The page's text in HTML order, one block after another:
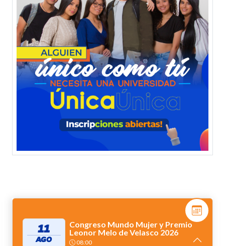
11
AGO
Congreso Mundo Mujer y Premio
Leonor Melo de Velasco 2026
08:00